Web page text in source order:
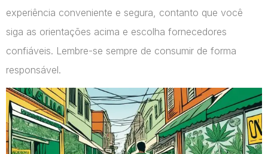
experiência conveniente e segura, contanto que você
siga as orientações acima e escolha fornecedores
confiáveis. Lembre-se sempre de consumir de forma
responsável.